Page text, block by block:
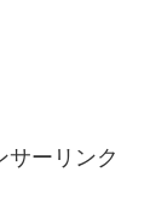
サーリンク